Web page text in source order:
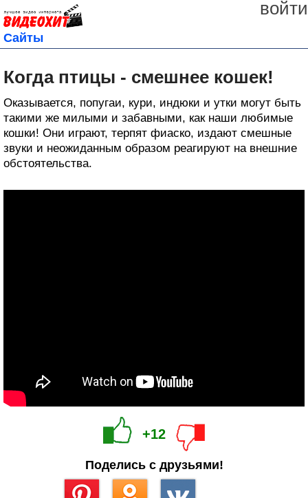
войти
Сайты
Когда птицы - смешнее кошек!
Оказывается, попугаи, кури, индюки и утки могут быть
такими же милыми и забавными, как наши любимые
кошки! Они играют, терпят фиаско, издают смешные
звуки и неожиданным образом реагируют на внешние
обстоятельства.
+12
Поделись с друзьями!